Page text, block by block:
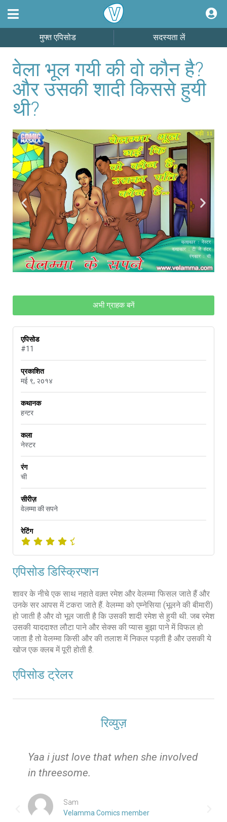
मुफ्त एपिसोड सदस्यता लें
वेला भूल गयी की वो कौन है?
और उसकी शादी किससे हुयी
थी?
अभी ग्राहक बनें
एपिसोड
#11
प्रकाशित
मई ९, २o१४
कथानक
हन्टर
कला
नेस्टर
रंग
ची
सीरीज़
वेलम्मा की सपने
रेटिंग
एपिसोड डिस्क्रिप्शन
शावर के नीचे एक साथ नहाते वक़्त रमेश और वेलम्मा फिसल जाते हैं और
उनके सर आपस में टकरा जाते हैं. वेलम्मा को एम्नेसिया (भूलने की बीमारी)
हो जाती है और वो भूल जाती है कि उसकी शादी रमेश से हुयी थी. जब रमेश
उसकी याददाश्त लौटा पाने और सेक्स की प्यास बुझा पाने में विफल हो
जाता है तो वेलम्मा किसी और की तलाश में निकल पड़ती है और उसकी ये
खोज एक क्लब में पूरी होती है.
एपिसोड ट्रेलर
रिव्युज़
Yaa i just love that when she involved
in threesome.
Sam
Velamma Comics member